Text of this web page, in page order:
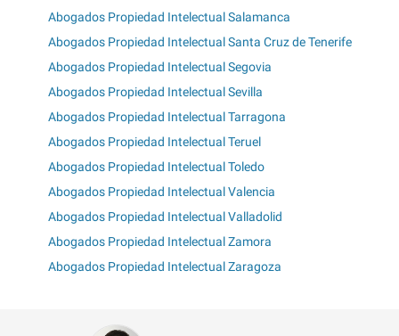
Abogados Propiedad Intelectual Salamanca
Abogados Propiedad Intelectual Santa Cruz de Tenerife
Abogados Propiedad Intelectual Segovia
Abogados Propiedad Intelectual Sevilla
Abogados Propiedad Intelectual Tarragona
Abogados Propiedad Intelectual Teruel
Abogados Propiedad Intelectual Toledo
Abogados Propiedad Intelectual Valencia
Abogados Propiedad Intelectual Valladolid
Abogados Propiedad Intelectual Zamora
Abogados Propiedad Intelectual Zaragoza